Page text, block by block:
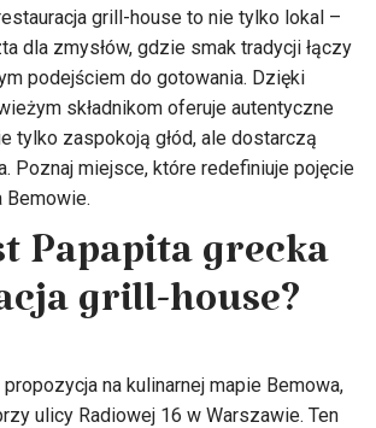
grill-house to nie tylko lokal –
dla zmysłów, gdzie smak tradycji łączy
podejściem do gotowania. Dzięki
składnikom oferuje autentyczne
tylko zaspokoją głód, ale dostarczą
Poznaj miejsce, które redefiniuje pojęcie
Bemowie.
Papapita grecka
grill-house?
na kulinarnej mapie Bemowa,
ulicy Radiowej 16 w Warszawie. Ten